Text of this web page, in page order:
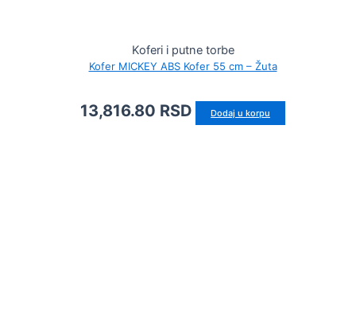
Koferi i putne torbe
Kofer MICKEY ABS Kofer 55 cm – Žuta
13,816.80 RSD Dodaj u korpu